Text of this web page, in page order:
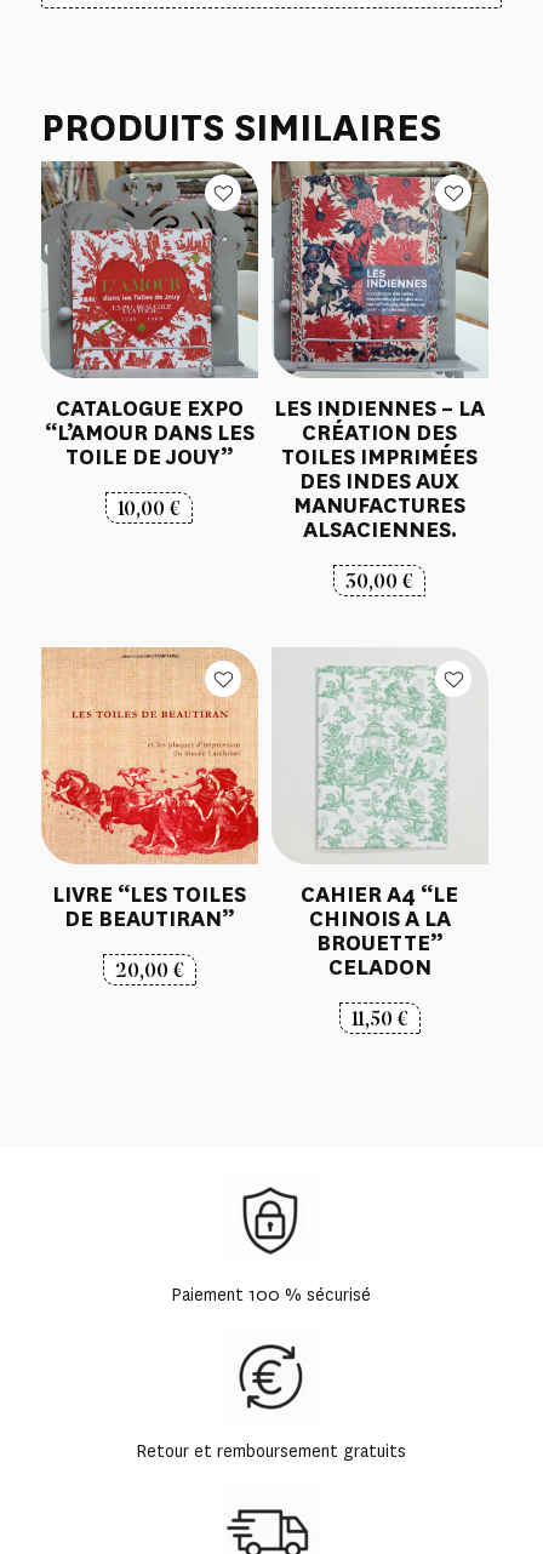
PRODUITS SIMILAIRES
CATALOGUE EXPO
“L’AMOUR DANS LES
TOILE DE JOUY”
10,00€
LES INDIENNES – LA
CRÉATION DES
TOILES IMPRIMÉES
DES INDES AUX
MANUFACTURES
ALSACIENNES.
30,00€
LIVRE “LES TOILES
DE BEAUTIRAN”
20,00€
CAHIER A4 “LE
CHINOIS A LA
BROUETTE”
CELADON
11,50€
Paiement 100 % sécurisé
Retour et remboursement gratuits